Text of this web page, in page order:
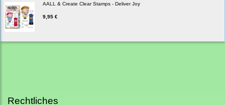
AALL & Create Clear Stamps - Deliver Joy
9,95 €
Rechtliches